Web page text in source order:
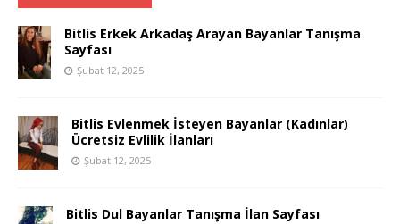
Bitlis Erkek Arkadaş Arayan Bayanlar Tanışma
Sayfası
Şubat 12, 2025
Bitlis Evlenmek İsteyen Bayanlar (Kadınlar)
Ücretsiz Evlilik İlanları
Şubat 12, 2025
Bitlis Dul Bayanlar Tanışma İlan Sayfası